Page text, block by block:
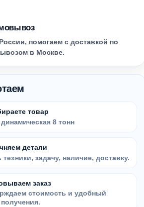
помогаем с доставкой по
в Москве.
товар
8 тонн
детали
задачу, наличие, доставку.
заказ
стоимость и удобный